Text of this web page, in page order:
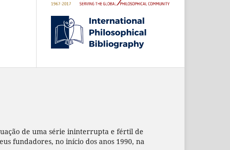
de uma série ininterrupta e fértil de
fundadores, no início dos anos 1990, na